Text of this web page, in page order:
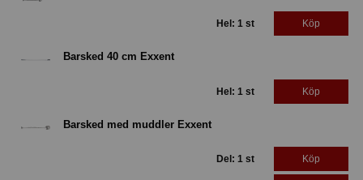
Hel: 1 st Köp
Barsked 40 cm Exxent
Hel: 1 st Köp
Barsked med muddler Exxent
Del: 1 st Köp